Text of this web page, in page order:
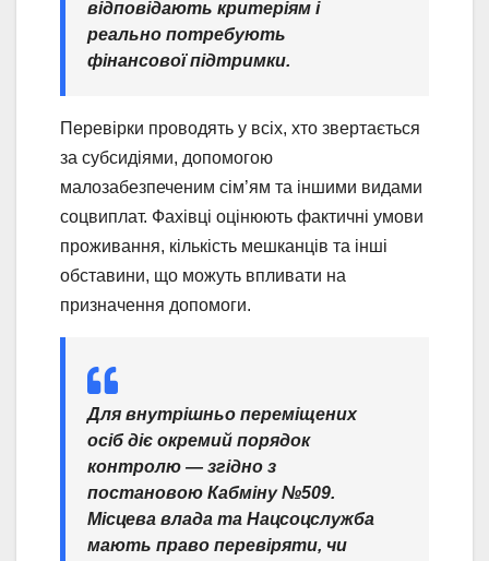
відповідають критеріям і
реально потребують
фінансової підтримки.
Перевірки проводять у всіх, хто звертається
за субсидіями, допомогою
малозабезпеченим сім’ям та іншими видами
соцвиплат. Фахівці оцінюють фактичні умови
проживання, кількість мешканців та інші
обставини, що можуть впливати на
призначення допомоги.
Для внутрішньо переміщених
осіб діє окремий порядок
контролю — згідно з
постановою Кабміну №509.
Місцева влада та Нацсоцслужба
мають право перевіряти, чи